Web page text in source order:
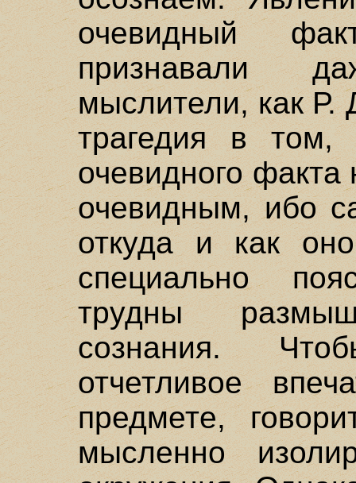
очевидный
признавали
мыслители, как Р.
трагедия в том,
очевидного
очевидным, ибо
откуда и как
специально
трудны
сознания.
отчетливое
предмете,
мысленно